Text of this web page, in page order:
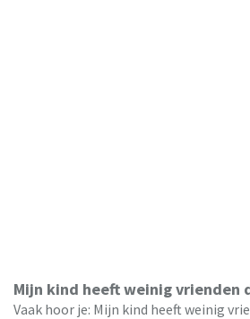
Mijn kind heeft weinig vrienden
Vaak hoor je: Mijn kind heeft weinig